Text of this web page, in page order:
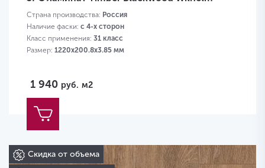
Страна производства: Россия
Наличие фаски: с 4-х сторон
Класс применения: 31 класс
Размер: 1220х200.8х3.85 мм
1 940 руб. м2
Скидка от объема